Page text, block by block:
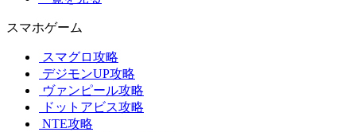
スマホゲーム
スマグロ攻略
デジモンUP攻略
ヴァンピール攻略
ドットアビス攻略
NTE攻略